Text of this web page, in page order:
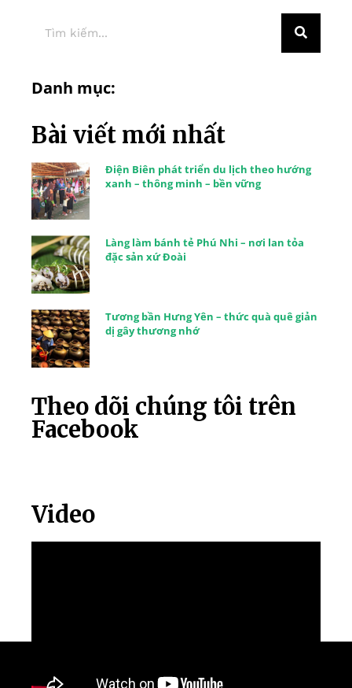
Danh mục:
Bài viết mới nhất
Điện Biên phát triển du lịch theo hướng
xanh – thông minh – bền vững
Làng làm bánh tẻ Phú Nhi – nơi lan tỏa
đặc sản xứ Đoài
Tương bần Hưng Yên – thức quà quê giản
dị gây thương nhớ
Theo dõi chúng tôi trên
Facebook
Video